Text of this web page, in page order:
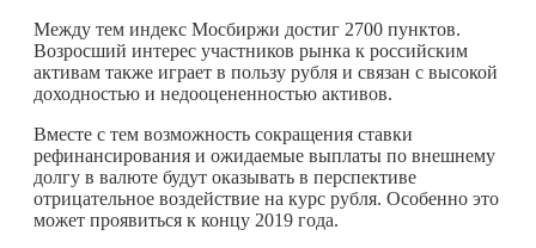
Между тем индекс Мосбиржи достиг 2700 пунктов.
Возросший интерес участников рынка к российским
активам также играет в пользу рубля и связан с высокой
доходностью и недооцененностью активов.
Вместе с тем возможность сокращения ставки
рефинансирования и ожидаемые выплаты по внешнему
долгу в валюте будут оказывать в перспективе
отрицательное воздействие на курс рубля. Особенно это
может проявиться к концу 2019 года.